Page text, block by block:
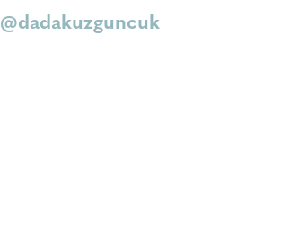
@dadakuzguncuk